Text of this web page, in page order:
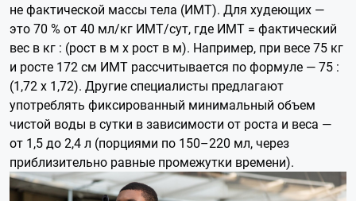
не фактической массы тела (ИМТ). Для худеющих —
это 70 % от 40 мл/кг ИМТ/сут, где ИМТ = фактический
вес в кг : (рост в м х рост в м). Например, при весе 75 кг
и росте 172 см ИМТ рассчитывается по формуле — 75 :
(1,72 х 1,72). Другие специалисты предлагают
употреблять фиксированный минимальный объем
чистой воды в сутки в зависимости от роста и веса —
от 1,5 до 2,4 л (порциями по 150–220 мл, через
приблизительно равные промежутки времени).